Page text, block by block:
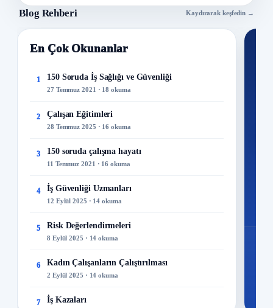
Blog Rehberi Kaydırarak keşfedin →
En Çok Okunanlar
1 150 Soruda İş Sağlığı ve Güvenliği
27 Temmuz 2021 · 18 okuma
2 Çalışan Eğitimleri
28 Temmuz 2025 · 16 okuma
3 150 soruda çalışma hayatı
11 Temmuz 2021 · 16 okuma
4 İş Güvenliği Uzmanları
12 Eylül 2025 · 14 okuma
5 Risk Değerlendirmeleri
8 Eylül 2025 · 14 okuma
6 Kadın Çalışanların Çalıştırılması
2 Eylül 2025 · 14 okuma
7 İş Kazaları